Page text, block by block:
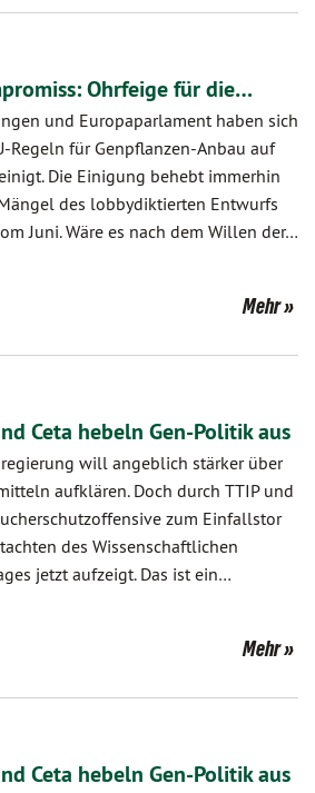
Ohrfeige für die…
und Europaparlament haben sich
Regeln für Genpflanzen-Anbau auf
Die Einigung behebt immerhin
des lobbydiktierten Entwurfs
Juni. Wäre es nach dem Willen der…
Mehr
Ceta hebeln Gen-Politik aus
will angeblich stärker über
aufklären. Doch durch TTIP und
zum Einfallstor
des Wissenschaftlichen
jetzt aufzeigt. Das ist ein…
Mehr
Ceta hebeln Gen-Politik aus